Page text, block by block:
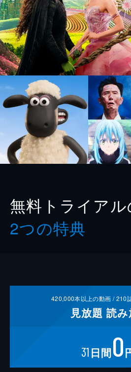
無料トライアル
2つの特典
420,000本以上の動画 /210
見放題 読み
31 日間0